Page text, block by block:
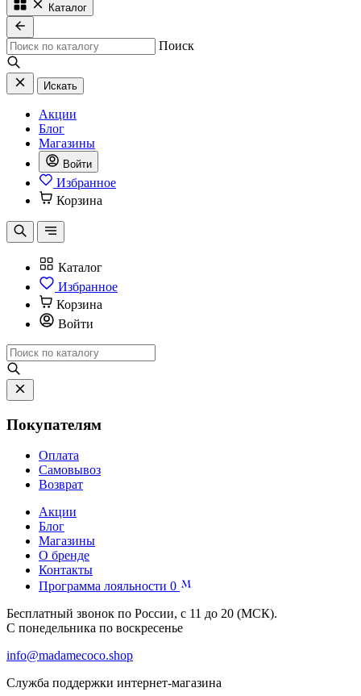
Каталог
Поиск
Искать
Акции
Блог
Магазины
Войти
Избранное
Корзина
Каталог
Избранное
Корзина
Войти
Покупателям
Оплата
Самовывоз
Возврат
Акции
Блог
Магазины
О бренде
Контакты
Программа лояльности 0
Бесплатный звонок по России, с 11 до 20 (МСК).
С понедельника по воскресенье
info@madamecoco.shop
Служба поддержки интернет-магазина